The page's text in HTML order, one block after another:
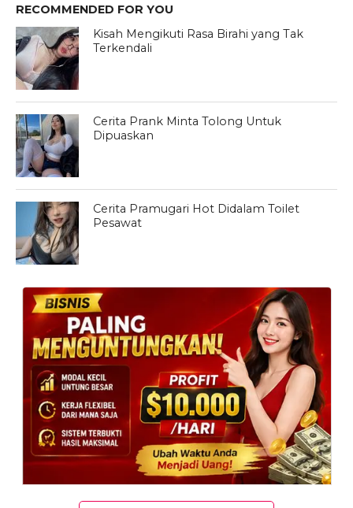
RECOMMENDED FOR YOU
Kisah Mengikuti Rasa Birahi yang Tak
Terkendali
Cerita Prank Minta Tolong Untuk
Dipuaskan
Cerita Pramugari Hot Didalam Toilet
Pesawat